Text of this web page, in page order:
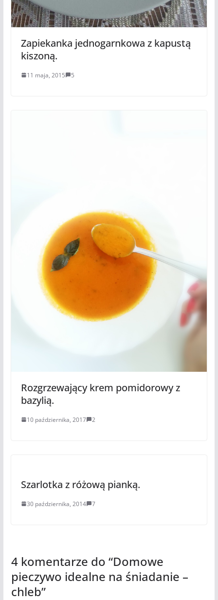
Zapiekanka jednogarnkowa z kapustą
kiszoną.
11 maja, 2015 5
Rozgrzewający krem pomidorowy z
bazylią.
10 października, 2017 2
Szarlotka z różową pianką.
30 października, 2014 7
4 komentarze do “Domowe
pieczywo idealne na śniadanie –
chleb”